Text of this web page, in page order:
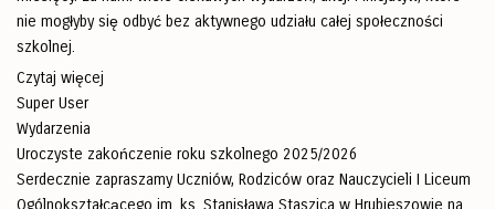
nie mogłyby się odbyć bez aktywnego udziału całej społeczności
szkolnej.
Czytaj więcej
Super User
Wydarzenia
Uroczyste zakończenie roku szkolnego 2025/2026
Serdecznie zapraszamy Uczniów, Rodziców oraz Nauczycieli I Liceum